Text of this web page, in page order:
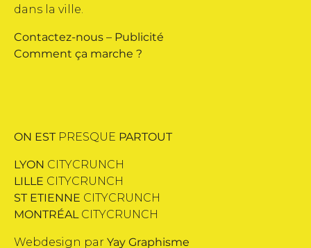
dans la ville.
Contactez-nous – Publicité
Comment ça marche ?
ON EST PRESQUE PARTOUT
LYON CITYCRUNCH
LILLE CITYCRUNCH
ST ETIENNE CITYCRUNCH
MONTRÉALCITYCRUNCH
Webdesign par Yay Graphisme